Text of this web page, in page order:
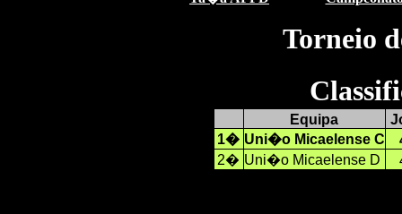
Torneio
Equipa
1� Uni�o Micaelense C
2� Uni�o Micaelense D